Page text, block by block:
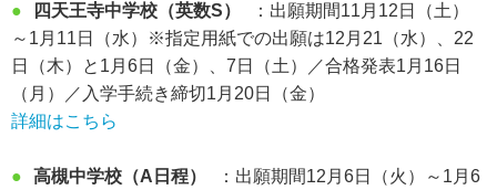
●
四天王寺中学校（英数S）
：出願期間11月12日（土）
～1月11日（水）※指定用紙での出願は12月21（水）、22
日（木）と1月6日（金）、7日（土）／合格発表1月16日
（月）／入学手続き締切1月20日（金）
詳細はこちら
● 高槻中学校（A日程）
：出願期間12月6日（火）～1月6